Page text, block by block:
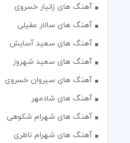
آهنگ های زانیار خسروی
آهنگ های سالار عقیلی
آهنگ های سعید آسایش
آهنگ های سعید شهروز
آهنگ های سیروان خسروی
آهنگ های شادمهر
آهنگ های شهرام شکوهی
آهنگ های شهرام ناظری